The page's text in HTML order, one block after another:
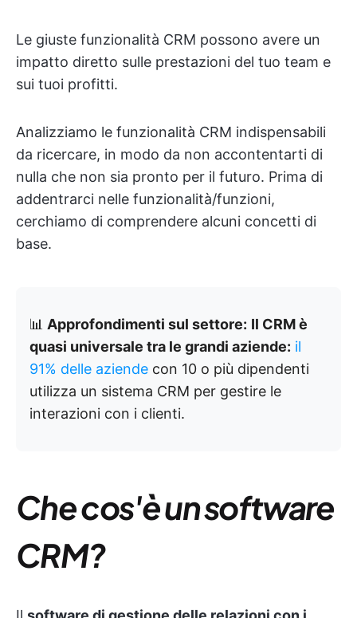
Le giuste funzionalità CRM possono avere un
impatto diretto sulle prestazioni del tuo team e
sui tuoi profitti.
Analizziamo le funzionalità CRM indispensabili
da ricercare, in modo da non accontentarti di
nulla che non sia pronto per il futuro. Prima di
addentrarci nelle funzionalità/funzioni,
cerchiamo di comprendere alcuni concetti di
base.
📊 Approfondimenti sul settore: Il CRM è
quasi universale tra le grandi aziende: il
91% delle aziende con 10 o più dipendenti
utilizza un sistema CRM per gestire le
interazioni con i clienti.
Che cos'è un software
CRM?